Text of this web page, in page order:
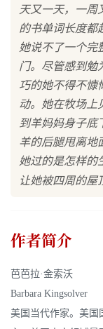
天又一天，一周
的书单词长度都
她说不了一个完
门。尽管感到勉
巧的她不得不慷
动。她在牧场上
到羊妈妈身子底
羊的后腿甩离地
她过的是怎样的
让她被四周的屋
作者简介
芭芭拉·金索沃
Barbara Kingsolver
美国当代作家。美国